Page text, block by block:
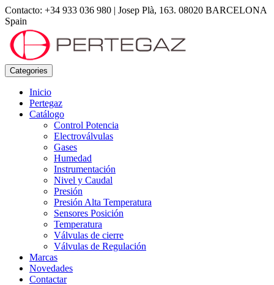
Contacto: +34 933 036 980 | Josep Plà, 163. 08020 BARCELONA
Spain
Categories
Inicio
Pertegaz
Catálogo
Control Potencia
Electroválvulas
Gases
Humedad
Instrumentación
Nivel y Caudal
Presión
Presión Alta Temperatura
Sensores Posición
Temperatura
Válvulas de cierre
Válvulas de Regulación
Marcas
Novedades
Contactar